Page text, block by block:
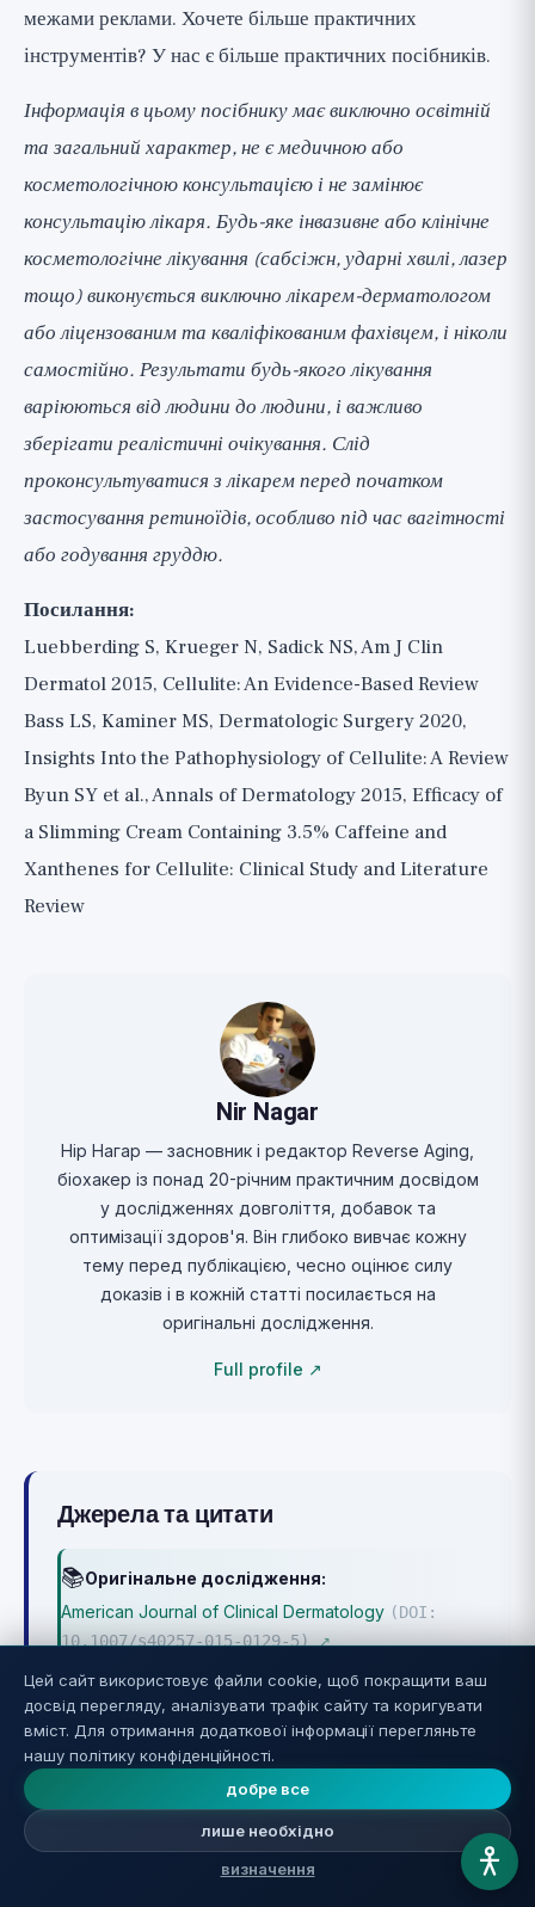
межами реклами. Хочете більше практичних
інструментів? У нас єбільше практичних посібників.
Інформація в цьому посібнику має виключно освітній
та загальний характер, не є медичною або
косметологічною консультацією і не замінює
консультацію лікаря. Будь-яке інвазивне або клінічне
косметологічне лікування (сабсіжн, ударні хвилі, лазер
тощо) виконується виключно лікарем-дерматологом
або ліцензованим та кваліфікованим фахівцем, і ніколи
самостійно. Результати будь-якого лікування
варіюються від людини до людини, і важливо
зберігати реалістичні очікування. Слід
проконсультуватися з лікарем перед початком
застосування ретиноїдів, особливо під час вагітності
або годування груддю.
Посилання:
Luebberding S, Krueger N, Sadick NS, Am J Clin
Dermatol 2015, Cellulite: An Evidence-Based Review
Bass LS, Kaminer MS, Dermatologic Surgery 2020,
Insights Into the Pathophysiology of Cellulite: A Review
Byun SY et al., Annals of Dermatology 2015, Efficacy of
a Slimming Cream Containing 3.5% Caffeine and
Xanthenes for Cellulite: Clinical Study and Literature
Review
Nir Nagar
Нір Нагар — засновник і редактор Reverse Aging,
біохакер із понад 20-річним практичним досвідом
у дослідженнях довголіття, добавок та
оптимізації здоров'я. Він глибоко вивчає кожну
тему перед публікацією, чесно оцінює силу
доказів і в кожній статті посилається на
оригінальні дослідження.
Full profile ↗
Джерела та цитати
📚Оригінальне дослідження:
American Journal of Clinical Dermatology (DOI:
10.1007/s40257-015-0129-5) ↗
peer-reviewed
Reverse Aging
Поділіться статтею:
Цей сайт використовує файли cookie, щоб покращити ваш
досвід перегляду, аналізувати трафік сайту та коригувати
вміст. Для отримання додаткової інформації перегляньте
нашу політику конфіденційності.
добре все
лише необхідно
визначення